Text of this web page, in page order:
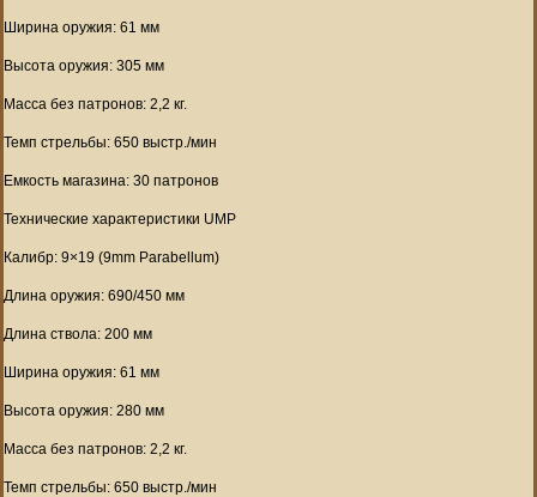
Ширина оружия: 61 мм
Высота оружия: 305 мм
Масса без патронов: 2,2 кг.
Темп стрельбы: 650 выстр./мин
Емкость магазина: 30 патронов
Технические характеристики UMP
Калибр: 9×19 (9mm Parabellum)
Длина оружия: 690/450 мм
Длина ствола: 200 мм
Ширина оружия: 61 мм
Высота оружия: 280 мм
Масса без патронов: 2,2 кг.
Темп стрельбы: 650 выстр./мин